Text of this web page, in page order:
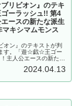
リビオン』のテキ
ーラッシュ!! 第4
ースの新たな派生
キシマムモンス
オン』のテキストが判
す。「遊☆戯☆王ゴー
主人公エースの新たな
2024.04.13